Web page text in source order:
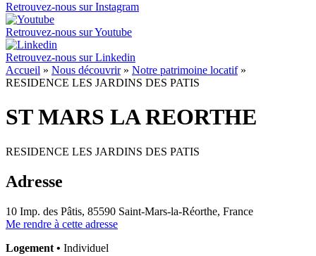
Retrouvez-nous surInstagram
Retrouvez-nous surYoutube
Retrouvez-nous surLinkedin
Accueil » Nous découvrir» Notre patrimoine locatif»
RESIDENCE LES JARDINS DES PATIS
ST MARS LA REORTHE
RESIDENCE LES JARDINS DES PATIS
Adresse
10 Imp. des Pâtis, 85590 Saint-Mars-la-Réorthe, France
Me rendre à cette adresse
Logement • Individuel